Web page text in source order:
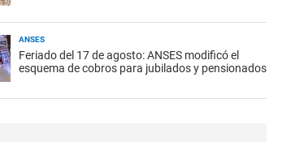
ANSES
Feriado del 17 de agosto: ANSES modificó el
esquema de cobros para jubilados y pensionados